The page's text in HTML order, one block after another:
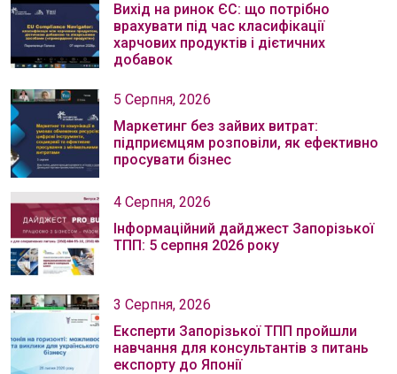
Вихід на ринок ЄС: що потрібно
врахувати під час класифікації
харчових продуктів і дієтичних
добавок
5 Серпня, 2026
Маркетинг без зайвих витрат:
підприємцям розповіли, як ефективно
просувати бізнес
4 Серпня, 2026
Інформаційний дайджест Запорізької
ТПП: 5 серпня 2026 року
3 Серпня, 2026
Експерти Запорізької ТПП пройшли
навчання для консультантів з питань
експорту до Японії